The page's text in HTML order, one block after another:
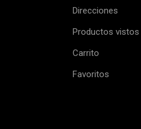
Direcciones
Productos
Carrito
Favoritos